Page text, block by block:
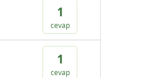
1
cevap
1
cevap